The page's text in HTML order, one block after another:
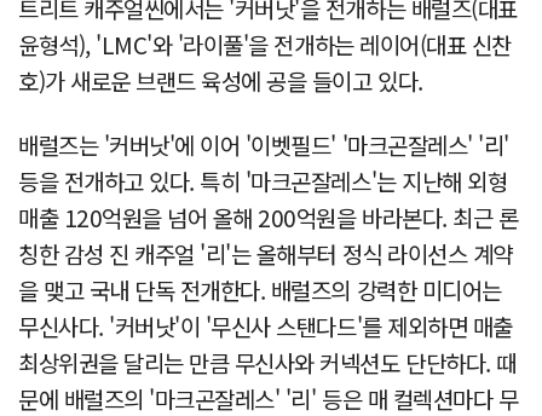
트리트 캐주얼씬에서는 '커버낫'을 전개하는 배럴즈(대표
윤형석), 'LMC'와 '라이풀'을 전개하는 레이어(대표 신찬
호)가 새로운 브랜드 육성에 공을 들이고 있다.
배럴즈는 '커버낫'에 이어 '이벳필드' '마크곤잘레스' '리'
등을 전개하고 있다. 특히 '마크곤잘레스'는 지난해 외형
매출 120억원을 넘어 올해 200억원을 바라본다. 최근 론
칭한 감성 진 캐주얼 '리'는 올해부터 정식 라이선스 계약
을 맺고 국내 단독 전개한다. 배럴즈의 강력한 미디어는
무신사다. '커버낫'이 '무신사 스탠다드'를 제외하면 매출
최상위권을 달리는 만큼 무신사와 커넥션도 단단하다. 때
문에 배럴즈의 '마크곤잘레스' '리' 등은 매 컬렉션마다 무